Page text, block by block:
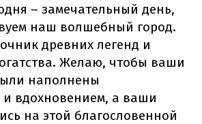
– замечательный день,
наш волшебный город.
древних легенд и
Желаю, чтобы ваши
наполнены
и вдохновением, а ваши
на этой благословенной